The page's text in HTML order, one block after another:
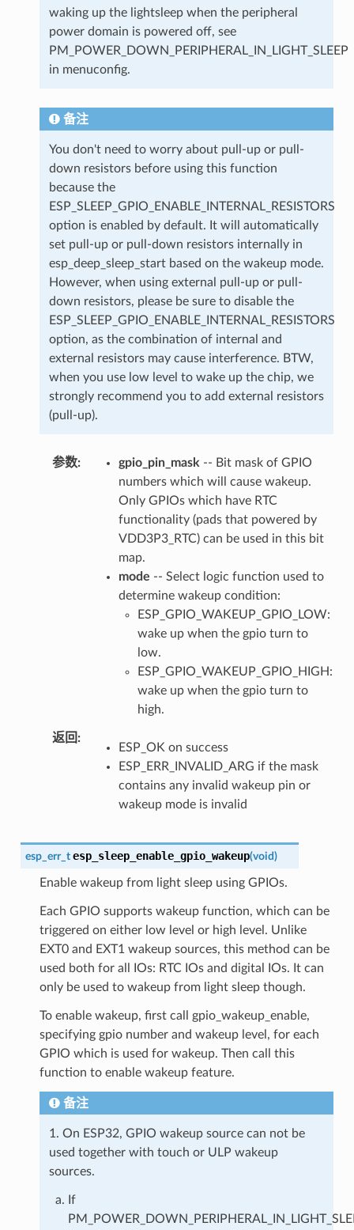
waking up the lightsleep when the peripheral
power domain is powered off, see
PM_POWER_DOWN_PERIPHERAL_IN_LIGHT_SLEEP
in menuconfig.
备注
You don't need to worry about pull-up or pull-
down resistors before using this function
because the
ESP_SLEEP_GPIO_ENABLE_INTERNAL_RESISTORS
option is enabled by default. It will automatically
set pull-up or pull-down resistors internally in
esp_deep_sleep_start based on the wakeup mode.
However, when using external pull-up or pull-
down resistors, please be sure to disable the
ESP_SLEEP_GPIO_ENABLE_INTERNAL_RESISTORS
option, as the combination of internal and
external resistors may cause interference. BTW,
when you use low level to wake up the chip, we
strongly recommend you to add external resistors
(pull-up).
参数: gpio_pin_mask -- Bit mask of GPIO
numbers which will cause wakeup.
Only GPIOs which have RTC
functionality (pads that powered by
VDD3P3_RTC) can be used in this bit
map.
mode -- Select logic function used to
determine wakeup condition:
ESP_GPIO_WAKEUP_GPIO_LOW:
wake up when the gpio turn to
low.
ESP_GPIO_WAKEUP_GPIO_HIGH:
wake up when the gpio turn to
high.
返回 :
ESP_OK on success
ESP_ERR_INVALID_ARG if the mask
contains any invalid wakeup pin or
wakeup mode is invalid
esp_err_t esp_sleep_enable_gpio_wakeup(void)
Enable wakeup from light sleep using GPIOs.
Each GPIO supports wakeup function, which can be
triggered on either low level or high level. Unlike
EXT0 and EXT1 wakeup sources, this method can be
used both for all IOs: RTC IOs and digital IOs. It can
only be used to wakeup from light sleep though.
To enable wakeup, first call gpio_wakeup_enable,
specifying gpio number and wakeup level, for each
GPIO which is used for wakeup. Then call this
function to enable wakeup feature.
备注
1. On ESP32, GPIO wakeup source can not be
used together with touch or ULP wakeup
sources.
If